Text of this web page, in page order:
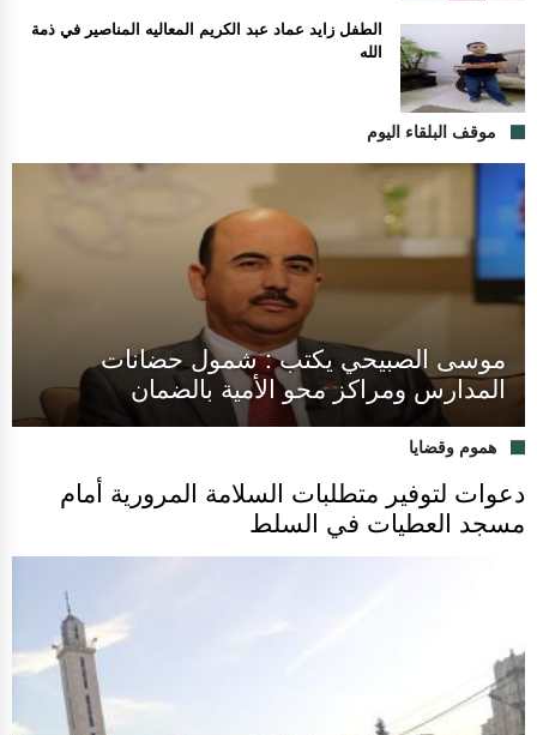
الطفل زايد عماد عبد الكريم المعاليه المناصير في ذمة
الله
موقف البلقاء اليوم
موسى الصبيحي يكتب : شمول حضانات
المدارس ومراكز محو الأمية بالضمان
هموم وقضايا
دعوات لتوفير متطلبات السلامة المرورية أمام
مسجد العطيات في السلط